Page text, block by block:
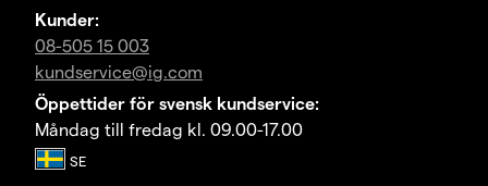
Kunder:
08-505 15 003
kundservice@ig.com
Öppettider för svensk kundservice:
Måndag till fredag kl. 09.00-17.00